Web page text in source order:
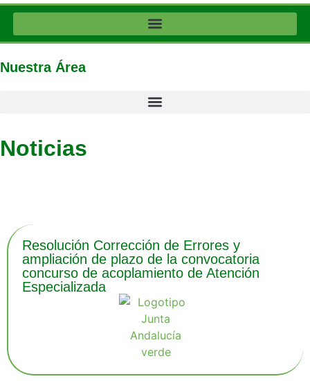
Nuestra Área
Noticias
Resolución Corrección de Errores y
ampliación de plazo de la convocatoria
concurso de acoplamiento de Atención
Especializada